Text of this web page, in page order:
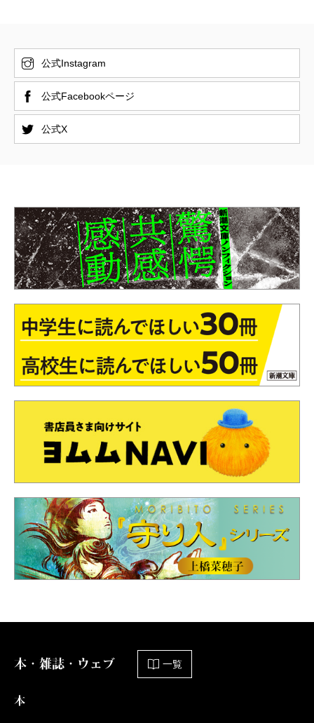
公式Instagram
公式Facebookページ
公式X
本・雑誌・ウェブ 一覧
本